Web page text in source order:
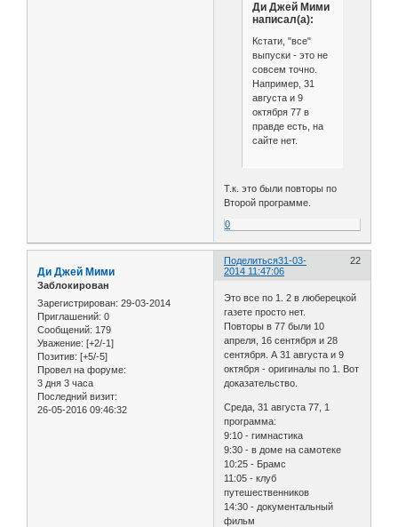
Ди Джей Мими
написал(а):
Кстати, "все"
выпуски - это не
совсем точно.
Например, 31
августа и 9
октября 77 в
правде есть, на
сайте нет.
Т.к. это были повторы по
Второй программе.
0
Поделиться 22
31-03-
2014 11:47:06
Ди Джей Мими
Заблокирован
Зарегистрирован: 29-03-2014
Приглашений: 0
Сообщений: 179
Уважение: [+2/-1]
Позитив: [+5/-5]
Провел на форуме:
3 дня 3 часа
Последний визит:
26-05-2016 09:46:32
Это все по 1. 2 в люберецкой
газете просто нет.
Повторы в 77 были 10
апреля, 16 сентября и 28
сентября. А 31 августа и 9
октября - оригиналы по 1. Вот
доказательство.
Среда, 31 августа 77, 1
программа:
9:10 - гимнастика
9:30 - в доме на самотеке
10:25 - Брамс
11:05 - клуб
путешественников
14:30 - документальный
фильм